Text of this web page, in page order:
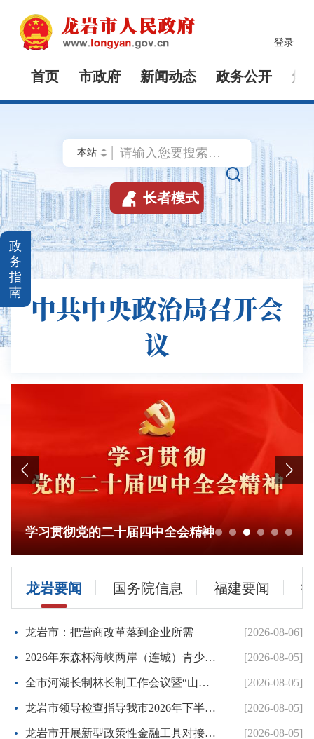
政
务
指
南
登录
首页 市政府 新闻动态 政务公开 解

 长者模式
中共中央政治局召开会
议
学习贯彻党的二十届四中全会精神
龙岩要闻 国务院信息 福建要闻
[2026-08-06]
龙岩市：把营商改革落到企业所需
[2026-08-05]
2026年东森杯海峡两岸（连城）青少年棒球邀请赛暨第七届海峡...
[2026-08-05]
全市河湖长制林长制工作会议暨“山水龙岩”生态品牌建设推进...
[2026-08-05]
龙岩市领导检查指导我市2026年下半年征兵体检工作
[2026-08-05]
龙岩市开展新型政策性金融工具对接服务工作